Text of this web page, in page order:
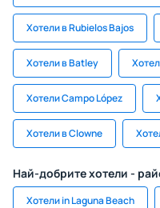
Хотели в Rubielos Bajos
Хотели в Batley
Хотели Campo López
Хотели в Clowne
Най-добрите хотели -
Хотели in Laguna Beach